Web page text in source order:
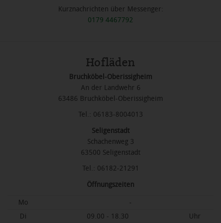
Kurznachrichten über Messenger:
0179 4467792
Hofläden
Bruchköbel-Oberissigheim
An der Landwehr 6
63486 Bruchköbel-Oberissigheim
Tel.: 06183-8004013
Seligenstadt
Schachenweg 3
63500 Seligenstadt
Tel.: 06182-21291
Öffnungszeiten
Mo
-
Di
09.00 - 18.30
Uhr